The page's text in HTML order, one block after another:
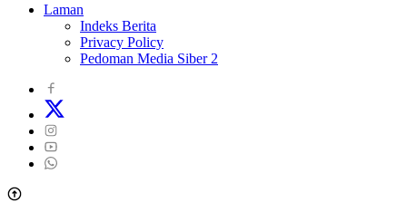
Laman
Indeks Berita
Privacy Policy
Pedoman Media Siber 2